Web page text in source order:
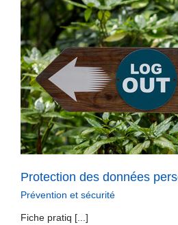
Protection des données
Prévention et sécurité
Fiche pratiq [...]